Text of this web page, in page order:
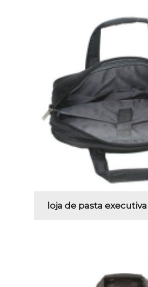
loja de pasta